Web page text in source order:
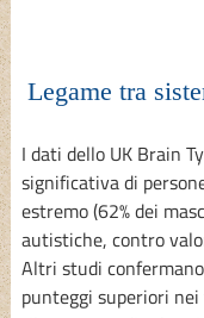
Legame tra
I dati dello UK Brain
significativa di
estremo (62% dei
autistiche, contro
Altri studi
punteggi superiori